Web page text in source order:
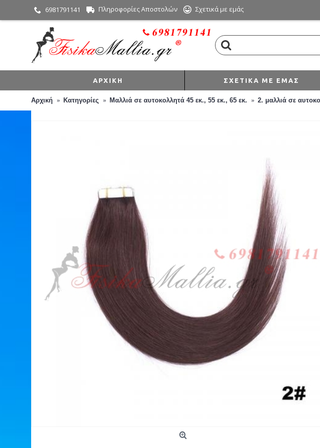
6981791141 Πληροφορίες Αποστολών Σχετικά με εμάς
ΑΡΧΙΚΉ ΣΧΕΤΙΚΆ ΜΕ ΕΜΆΣ
Αρχική Κατηγορίες Μαλλιά σε αυτοκολλητά 45 εκ., 55 εκ., 65 εκ. 2. μαλλιά σε